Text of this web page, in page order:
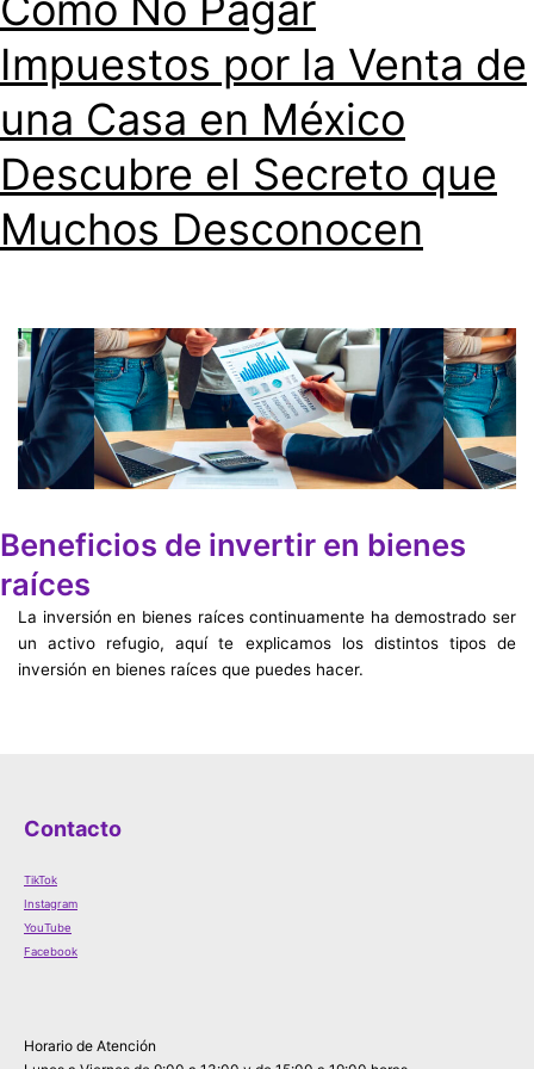
Impuestos por la Venta de
una Casa en México
Descubre el Secreto que
Muchos Desconocen
Beneficios de invertir en bienes
raíces
La inversión en bienes raíces continuamente ha demostrado ser
un activo refugio, aquí te explicamos los distintos tipos de
inversión en bienes raíces que puedes hacer.
Contacto
TikTok
Instagram
YouTube
Facebook
Horario de Atención